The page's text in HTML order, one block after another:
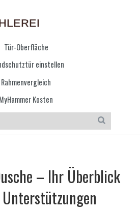
Tür-Oberfläche
einstellen
Rahmenvergleich
MyHammer Kosten
– Ihr Überblick